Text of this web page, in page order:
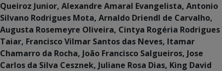
Queiroz Junior, Alexandre Amaral Evangelista, Antonio
Silvano Rodrigues Mota, Arnaldo Driendl de Carvalho,
Augusta Rosemeyre Oliveira, Cintya Rogéria Rodrigues
Taiar, Francisco Vilmar Santos das Neves, Itamar
Chamarro da Rocha, João Francisco Salgueiros, Jose
Carlos da Silva Cesznek, Juliane Rosa Dias, King David